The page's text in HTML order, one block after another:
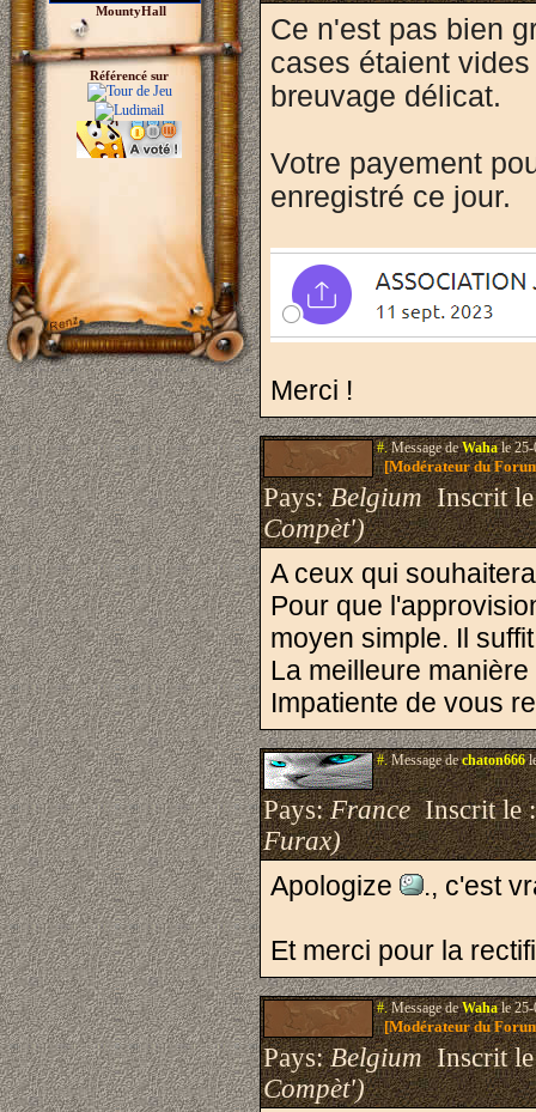
MountyHall
Référencé sur
Ce n'est pas bien
cases étaient
breuvage délicat.
Votre payement
enregistré ce jour.
Merci !
#.Message deWahale 25-
[Modérateur du
Pays:BelgiumInscrit
Compèt')
A ceux qui
Pour que
moyen simple. Il
La meilleure
Impatiente de vous
#.Message dechaton666
Pays:FranceInscrit le
Furax)
Apologize ., c'est
Et merci pour la
#.Message deWahale 25-
[Modérateur du
Pays:BelgiumInscrit
Compèt')